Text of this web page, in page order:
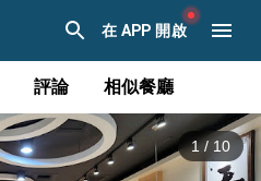
在 APP 開啟
評論 相似餐廳
1/ 10